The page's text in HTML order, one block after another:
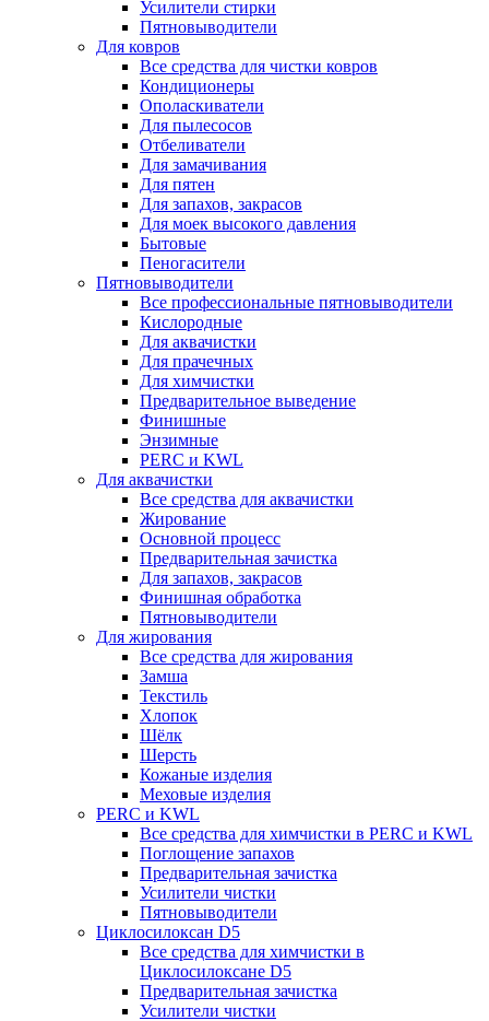
Усилители стирки
Пятновыводители
Для ковров
Все средства для чистки ковров
Кондиционеры
Ополаскиватели
Для пылесосов
Отбеливатели
Для замачивания
Для пятен
Для запахов, закрасов
Для моек высокого давления
Бытовые
Пеногасители
Пятновыводители
Все профессиональные пятновыводители
Кислородные
Для аквачистки
Для прачечных
Для химчистки
Предварительное выведение
Финишные
Энзимные
PERC и KWL
Для аквачистки
Все средства для аквачистки
Жирование
Основной процесс
Предварительная зачистка
Для запахов, закрасов
Финишная обработка
Пятновыводители
Для жирования
Все средства для жирования
Замша
Текстиль
Хлопок
Шёлк
Шерсть
Кожаные изделия
Меховые изделия
PERC и KWL
Все средства для химчистки в PERC и KWL
Поглощение запахов
Предварительная зачистка
Усилители чистки
Пятновыводители
Циклосилоксан D5
Все средства для химчистки в
Циклосилоксане D5
Предварительная зачистка
Усилители чистки